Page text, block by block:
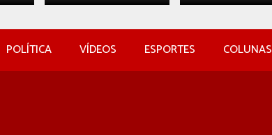
POLÍTICA VÍDEOS ESPORTES COLUNAS